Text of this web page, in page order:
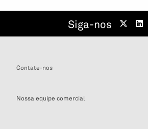
Siga-nos
Contate-nos
Nossa equipe comercial